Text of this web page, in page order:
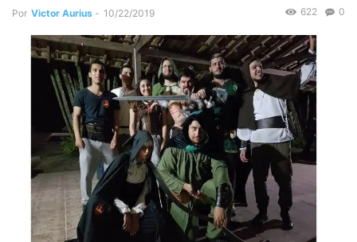
Por Victor Aurius - 10/22/2019 0
622